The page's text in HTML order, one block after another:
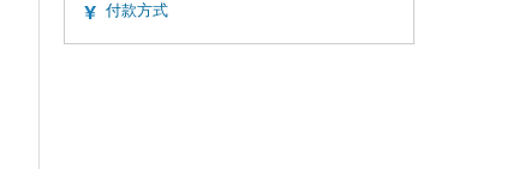
付款方式